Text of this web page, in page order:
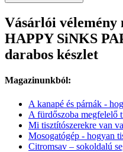
Vásárlói vélemény
HAPPY SiNKS
darabos készlet
Magazinunkból:
A kanapé és párnák -
A fürdőszoba megfelelő
Mi tisztítószerekre van
Mosogatógép - hogyan
Citromsav – sokoldalú